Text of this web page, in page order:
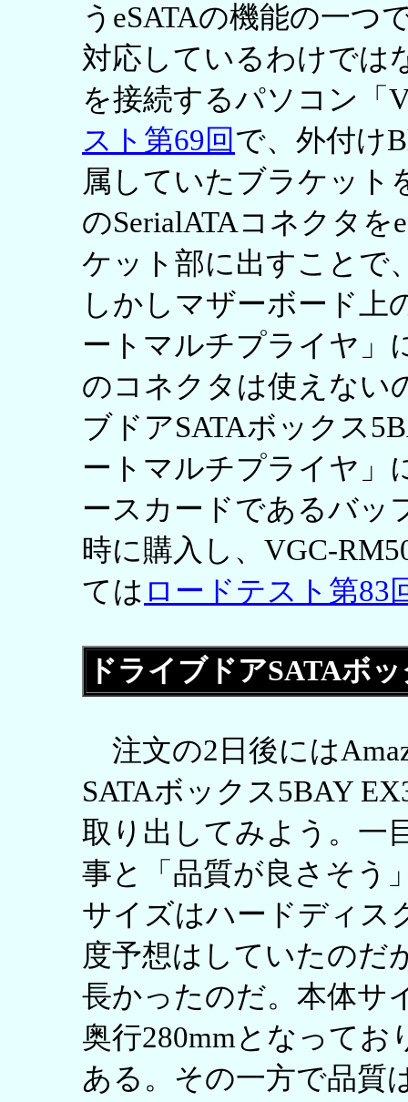
うeSATAの機能の一つ
対応しているわけでは
を接続するパソコン「
スト第69回 で、外付け
属していたブラケット
のSerialATAコネクタを
ケット部に出すことで
しかしマザーボード上
ートマルチプライヤ」
のコネクタは使えない
ブドアSATAボックス
ートマルチプライヤ」
ースカードであるバッ
時に購入し、VGC-
ては ロードテスト第83
ドライブドアSATAボ
注文の2日後には
SATAボックス5BAY
取り出してみよう。一
事と「品質が良さそう
サイズはハードディス
度予想はしていたのだ
長かったのだ。本体サ
奥行280mmとなって
ある。その一方で品質